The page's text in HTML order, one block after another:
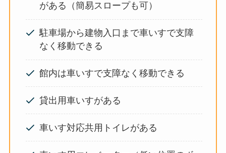
がある（簡易スロープも可）
駐車場から建物入口まで車いすで支障
なく移動できる
館内は車いすで支障なく移動できる
貸出用車いすがある
車いす対応共用トイレがある